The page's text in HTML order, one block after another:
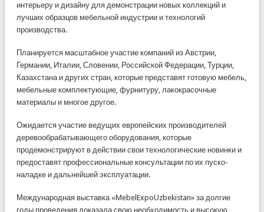
интерьеру и дизайну для демонстрации новых коллекций и
лучших образцов мебельной индустрии и технологий
производства.
Планируется масштабное участие компаний из Австрии,
Германии, Италии, Словении, Российской Федерации, Турции,
Казахстана и других стран, которые представят готовую мебель,
мебельные комплектующие, фурнитуру, лакокрасочные
материалы и многое другое.
Ожидается участие ведущих европейских производителей
деревообрабатывающего оборудования, которые
продемонстрируют в действии свои технологические новинки и
предоставят профессиональные консультации по их пуско-
наладке и дальнейшей эксплуатации.
Международная выставка «MebelExpoUzbekistan» за долгие
годы проведения доказала свою необходимость и высокую